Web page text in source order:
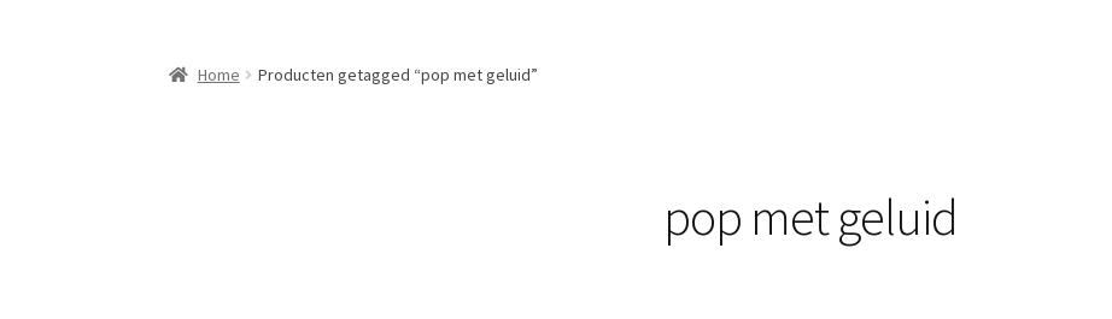
Home Producten getagged “pop met geluid”
pop met geluid